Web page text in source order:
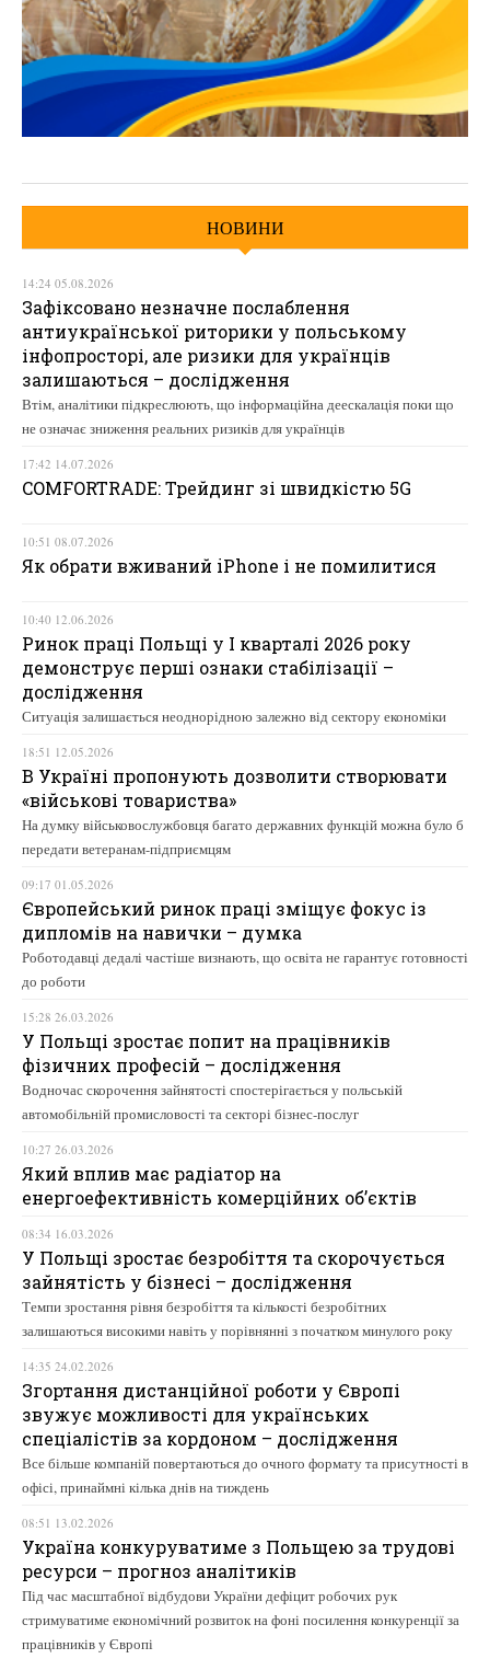
НОВИНИ
14:24 05.08.2026
Зафіксовано незначне послаблення
антиукраїнської риторики у польському
інфопросторі, але ризики для українців
залишаються – дослідження
Втім, аналітики підкреслюють, що інформаційна деескалація поки що
не означає зниження реальних ризиків для українців
17:42 14.07.2026
COMFORTRADE: Трейдинг зі швидкістю 5G
10:51 08.07.2026
Як обрати вживаний iPhone і не помилитися
10:40 12.06.2026
Ринок праці Польщі у І кварталі 2026 року
демонструє перші ознаки стабілізації –
дослідження
Ситуація залишається неоднорідною залежно від сектору економіки
18:51 12.05.2026
В Україні пропонують дозволити створювати
«військові товариства»
На думку військовослужбовця багато державних функцій можна було б
передати ветеранам-підприємцям
09:17 01.05.2026
Європейський ринок праці зміщує фокус із
дипломів на навички – думка
Роботодавці дедалі частіше визнають, що освіта не гарантує готовності
до роботи
15:28 26.03.2026
У Польщі зростає попит на працівників
фізичних професій – дослідження
Водночас скорочення зайнятості спостерігається у польській
автомобільній промисловості та секторі бізнес-послуг
10:27 26.03.2026
Який вплив має радіатор на
енергоефективність комерційних об’єктів
08:34 16.03.2026
У Польщі зростає безробіття та скорочується
зайнятість у бізнесі – дослідження
Темпи зростання рівня безробіття та кількості безробітних
залишаються високими навіть у порівнянні з початком минулого року
14:35 24.02.2026
Згортання дистанційної роботи у Європі
звужує можливості для українських
спеціалістів за кордоном – дослідження
Все більше компаній повертаються до очного формату та присутності в
офісі, принаймні кілька днів на тиждень
08:51 13.02.2026
Україна конкуруватиме з Польщею за трудові
ресурси – прогноз аналітиків
Під час масштабної відбудови України дефіцит робочих рук
стримуватиме економічний розвиток на фоні посилення конкуренції за
працівників у Європі